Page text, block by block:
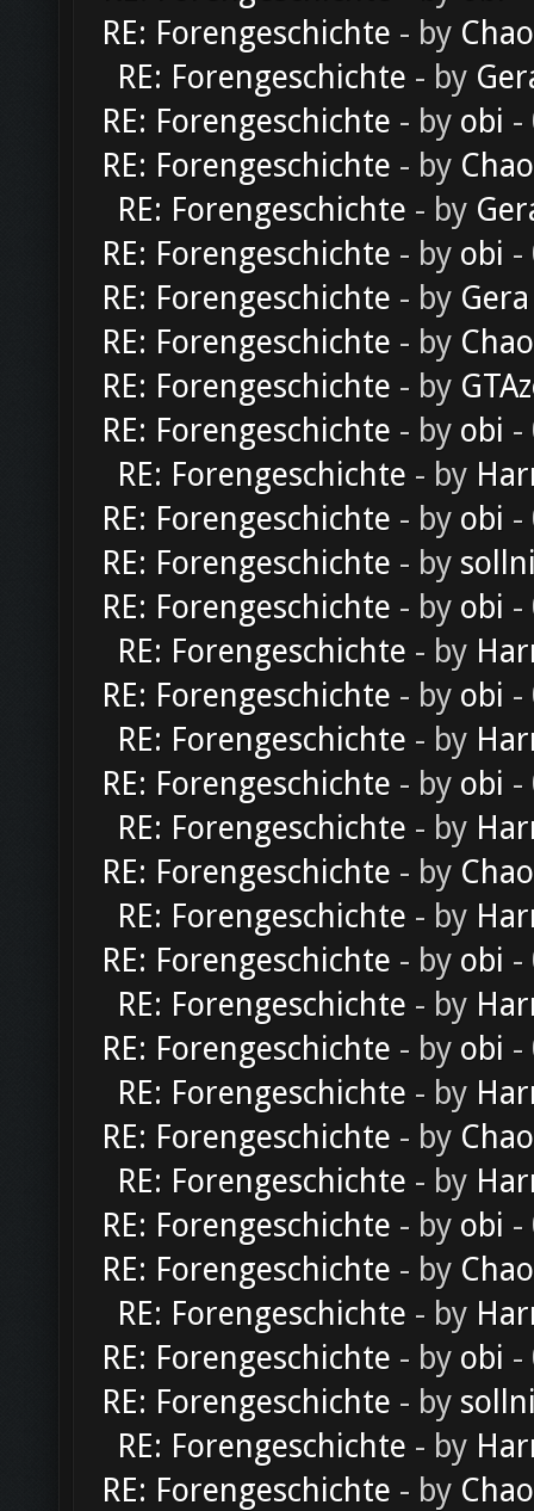
RE: Forengeschichte - by
RE: Forengeschichte - by
RE: Forengeschichte - by obi -
RE: Forengeschichte - by
RE: Forengeschichte - by
RE: Forengeschichte - by obi -
RE: Forengeschichte - by Gera
RE: Forengeschichte - by
RE: Forengeschichte - by
RE: Forengeschichte - by obi -
RE: Forengeschichte - by
RE: Forengeschichte - by obi -
RE: Forengeschichte - by
RE: Forengeschichte - by obi -
RE: Forengeschichte - by
RE: Forengeschichte - by obi -
RE: Forengeschichte - by
RE: Forengeschichte - by obi -
RE: Forengeschichte - by
RE: Forengeschichte - by
RE: Forengeschichte - by
RE: Forengeschichte - by obi -
RE: Forengeschichte - by
RE: Forengeschichte - by obi -
RE: Forengeschichte - by
RE: Forengeschichte - by
RE: Forengeschichte - by
RE: Forengeschichte - by obi -
RE: Forengeschichte - by
RE: Forengeschichte - by
RE: Forengeschichte - by obi -
RE: Forengeschichte - by
RE: Forengeschichte - by
RE: Forengeschichte - by